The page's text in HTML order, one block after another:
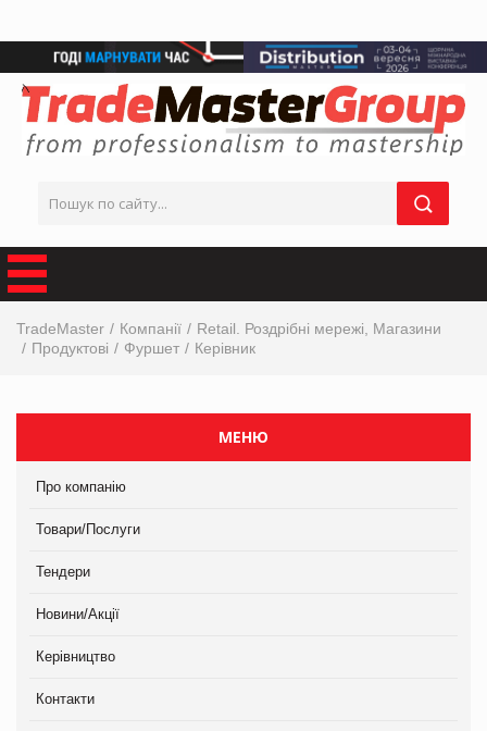
TradeMaster Компанії
Retail. Роздрібні мережі, Магазини
Продуктові
Фуршет Керівник
МЕНЮ
Про компанію
Товари/Послуги
Тендери
Новини/Акції
Керівництво
Контакти